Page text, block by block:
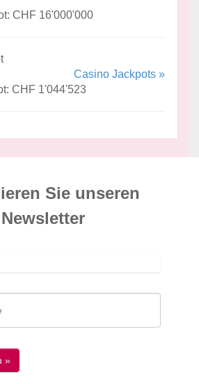
CHF 16'000'000
Casino Jackpots »
CHF 1'044'523
Sie unseren
News­letter